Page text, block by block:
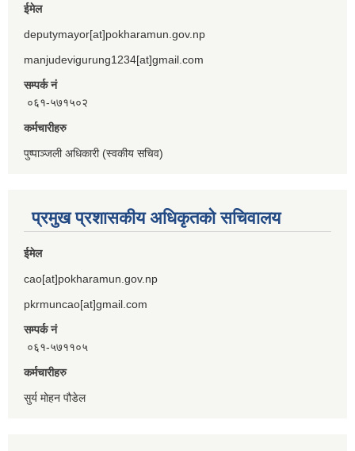
ईमेल
deputymayor[at]pokharamun.gov.np
manjudevigurung1234[at]gmail.com
सम्पर्क नं
०६१-५७१५०२
कर्मचारीहरु
पुष्पाञ्जली अधिकारी (स्वकीय सचिव)
प्रमुख प्रशासकीय अधिकृतको सचिवालय
ईमेल
cao[at]pokharamun.gov.np
pkrmuncao[at]gmail.com
सम्पर्क नं
०६१-५७११०५
कर्मचारीहरु
सुर्य मोहन पौडेल